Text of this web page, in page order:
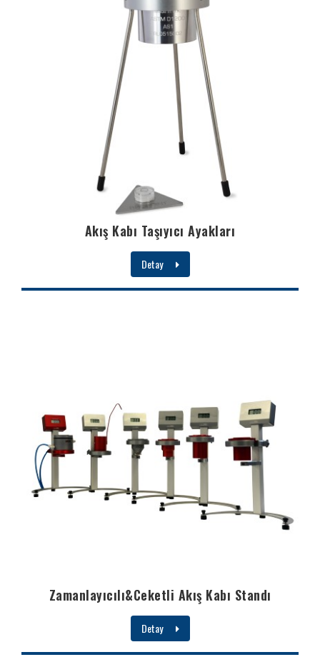
Akış Kabı Taşıyıcı Ayakları
Detay
Zamanlayıcılı&Ceketli Akış Kabı Standı
Detay